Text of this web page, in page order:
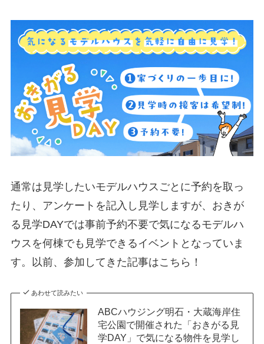
通常は見学したいモデルハウスごとに予約を取っ
たり、アンケートを記入し見学しますが、おきが
る見学DAYでは事前予約不要で気になるモデルハ
ウスを何棟でも見学できるイベントとなっていま
す。以前、参加してきた記事はこちら！
あわせて読みたい
ABCハウジング明石・大蔵海岸住
宅公園で開催された「おきがる見
学DAY」で気になる物件を見学し